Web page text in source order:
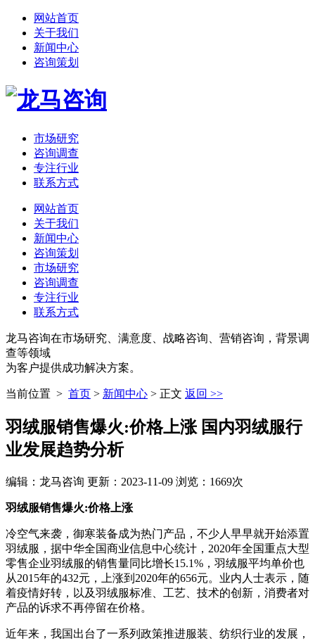
网站首页
关于我们
新闻中心
咨询策划
市场研究
咨询调查
专注行业
联系方式
网站首页
关于我们
新闻中心
咨询策划
市场研究
咨询调查
专注行业
联系方式
龙马咨询在市场研究、满意度、战略咨询、营销咨询，背景调
查等领域
为客户提供成功解决方案。
当前位置 > 首页 > 新闻中心 > 正文 返回 >>
羽绒服销售爆火:价格上涨 国内羽绒服行
业发展趋势分析
编辑：龙马咨询 更新：2023-11-09 浏览：1669次
羽绒服销售爆火:价格上涨
冷空气来袭，御寒装备成为热门产品，不少人早早就开始添置
羽绒服，据中华全国商业信息中心统计，2020年全国重点大型
零售企业羽绒服的销售量同比增长15.1%，羽绒服平均单价也
从2015年的432元，上涨到2020年的656元。业内人士表示，随
着疫情好转，以及羽绒服标准、工艺、技术的创新，消费者对
产品的诉求不再停留在价格。
近年来，我国出台了一系列政策推进服装、纺织行业的发展，